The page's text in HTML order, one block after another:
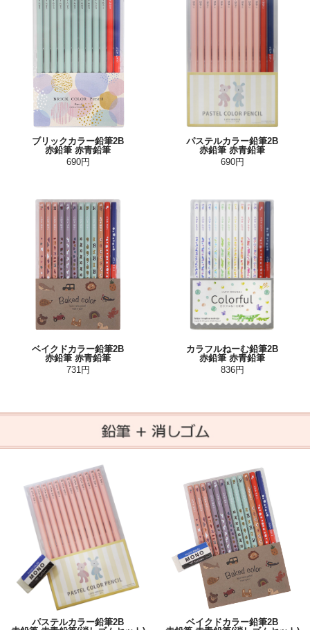
ブリックカラー鉛筆2B
赤鉛筆 赤青鉛筆
パステルカラー鉛筆2B
赤鉛筆 赤青鉛筆
690円
690円
ベイクドカラー鉛筆2B
赤鉛筆 赤青鉛筆
カラフルねーむ鉛筆2B
赤鉛筆 赤青鉛筆
731円
836円
パステルカラー鉛筆2B
ベイクドカラー鉛筆2B